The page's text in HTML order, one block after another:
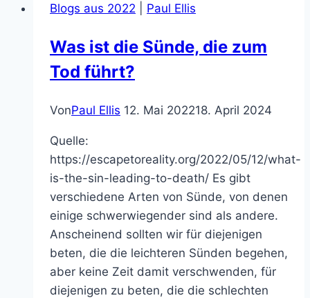
Taufe?
Blogs aus 2022 Paul Ellis
Was ist die Sünde, die zum
Tod führt?
VonPaul Ellis 12. Mai 202218. April 2024
Quelle:
https://escapetoreality.org/2022/05/12/what-
is-the-sin-leading-to-death/ Es gibt
verschiedene Arten von Sünde, von denen
einige schwerwiegender sind als andere.
Anscheinend sollten wir für diejenigen
beten, die die leichteren Sünden begehen,
aber keine Zeit damit verschwenden, für
diejenigen zu beten, die die schlechten